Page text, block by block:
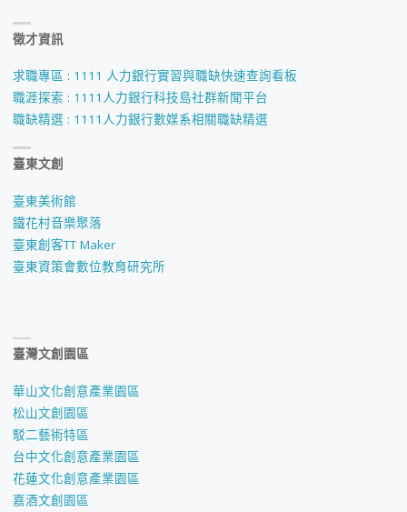
徵才資訊
求職專區 : 1111 人力銀行實習與職缺快速查詢看板
職涯探索 : 1111人力銀行科技島社群新聞平台
職缺精選 : 1111人力銀行數媒系相關職缺精選
臺東文創
臺東美術館
鐵花村音樂聚落
臺東創客TT Maker
臺東資策會數位教育研究所
臺灣文創園區
華山文化創意產業園區
松山文創園區
駁二藝術特區
台中文化創意產業園區
花蓮文化創意產業園區
嘉酒文創園區